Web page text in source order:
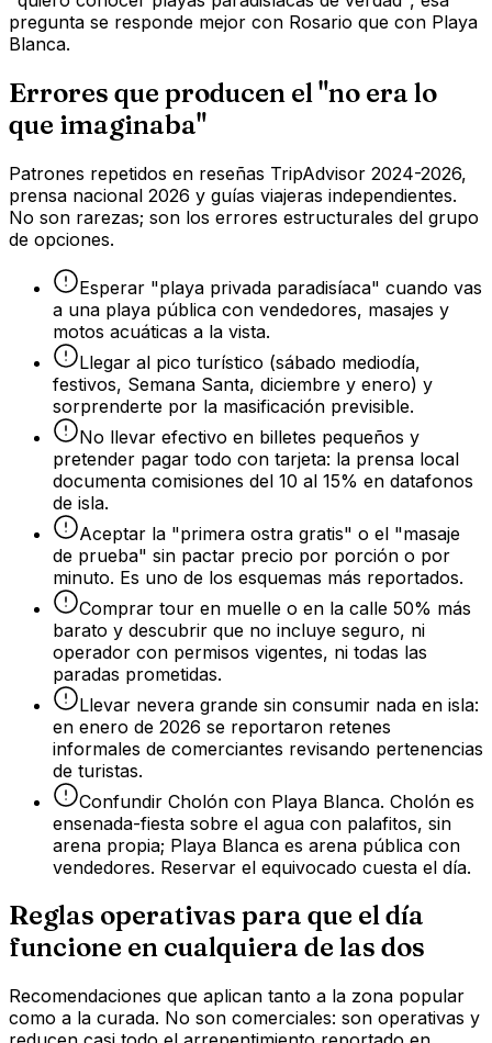
pregunta se responde mejor con Rosario que con Playa
Blanca.
Errores que producen el "no era lo
que imaginaba"
Patrones repetidos en reseñas TripAdvisor 2024-2026,
prensa nacional 2026 y guías viajeras independientes.
No son rarezas; son los errores estructurales del grupo
de opciones.
Esperar "playa privada paradisíaca" cuando vas
a una playa pública con vendedores, masajes y
motos acuáticas a la vista.
Llegar al pico turístico (sábado mediodía,
festivos, Semana Santa, diciembre y enero) y
sorprenderte por la masificación previsible.
No llevar efectivo en billetes pequeños y
pretender pagar todo con tarjeta: la prensa local
documenta comisiones del 10 al 15% en datafonos
de isla.
Aceptar la "primera ostra gratis" o el "masaje
de prueba" sin pactar precio por porción o por
minuto. Es uno de los esquemas más reportados.
Comprar tour en muelle o en la calle 50% más
barato y descubrir que no incluye seguro, ni
operador con permisos vigentes, ni todas las
paradas prometidas.
Llevar nevera grande sin consumir nada en isla:
en enero de 2026 se reportaron retenes
informales de comerciantes revisando pertenencias
de turistas.
Confundir Cholón con Playa Blanca. Cholón es
ensenada-fiesta sobre el agua con palafitos, sin
arena propia; Playa Blanca es arena pública con
vendedores. Reservar el equivocado cuesta el día.
Reglas operativas para que el día
funcione en cualquiera de las dos
Recomendaciones que aplican tanto a la zona popular
como a la curada. No son comerciales: son operativas y